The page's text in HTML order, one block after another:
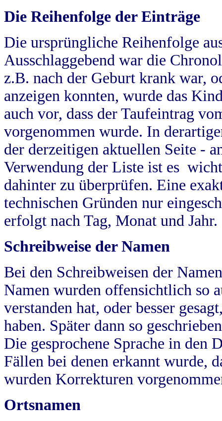
Die Reihenfolge der Einträge
Die ursprüngliche Reihenfolge
Ausschlaggebend war die
z.B. nach der Geburt krank war,
anzeigen konnten, wurde das
auch vor, dass der Taufeintrag
vorgenommen wurde. In
der derzeitigen aktuellen Seite -
Verwendung der Liste ist es
dahinter zu überprüfen. Eine
technischen Gründen nur
erfolgt nach Tag, Monat und Jahr.
Schreibweise der Namen
Bei den Schreibweisen der
Namen wurden offensichtlich so
verstanden hat, oder besser
haben. Später dann so
Die gesprochene Sprache in
Fällen bei denen erkannt wurde,
wurden Korrekturen
Ortsnamen